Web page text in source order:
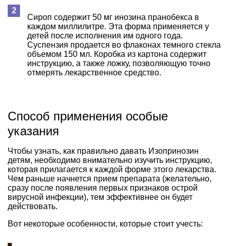
Сироп содержит 50 мг инозина пранобекса в
каждом миллилитре. Эта форма применяется у
детей после исполнения им одного года.
Суспензия продается во флаконах темного стекла
объемом 150 мл. Коробка из картона содержит
инструкцию, а также ложку, позволяющую точно
отмерять лекарственное средство.
Способ применения особые
указания
Чтобы узнать, как правильно давать Изопринозин
детям, необходимо внимательно изучить инструкцию,
которая прилагается к каждой форме этого лекарства.
Чем раньше начнется прием препарата (желательно,
сразу после появления первых признаков острой
вирусной инфекции), тем эффективнее он будет
действовать.
Вот некоторые особенности, которые стоит учесть: